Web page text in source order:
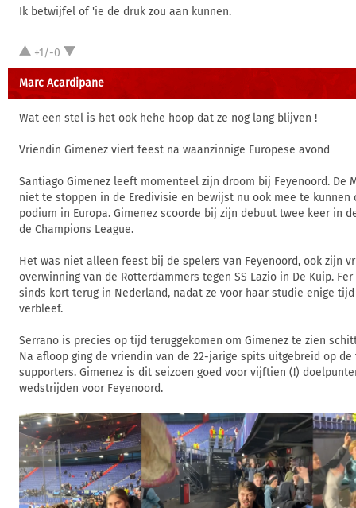
Ik betwijfel of 'ie de druk zou aan kunnen.
+1/-0
Marc Acardipane
Wat een stel is het ook hehe hoop dat ze nog lang blijven !
Vriendin Gimenez viert feest na waanzinnige Europese avond
Santiago Gimenez leeft momenteel zijn droom bij Feyenoord. De
niet te stoppen in de Eredivisie en bewijst nu ook mee te kunnen
podium in Europa. Gimenez scoorde bij zijn debuut twee keer in
de Champions League.
Het was niet alleen feest bij de spelers van Feyenoord, ook zijn
overwinning van de Rotterdammers tegen SS Lazio in De Kuip.
sinds kort terug in Nederland, nadat ze voor haar studie enige
verbleef.
Serrano is precies op tijd teruggekomen om Gimenez te zien
Na afloop ging de vriendin van de 22-jarige spits uitgebreid op
supporters. Gimenez is dit seizoen goed voor vijftien (!)
wedstrijden voor Feyenoord.